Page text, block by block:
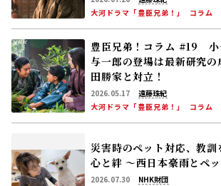
シーンを振り返る！
大河ドラマ「豊臣兄弟！」
トピック
作家・宇野千代をモデルに
ッサム」主演の石橋静河が
台地・山口県岩国市でロケ
れ育った故郷の岩国で、
せを感じています」26年度
連続テレビ小説「ブラッサム」
ト
もっと見る